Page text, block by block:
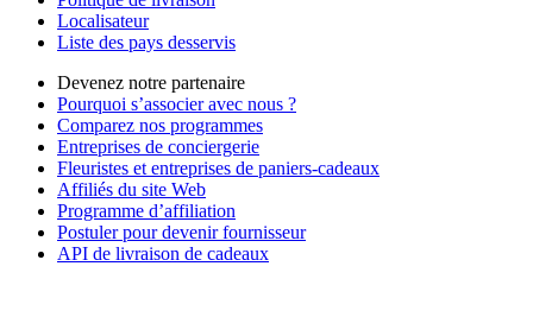
Localisateur
Liste des pays desservis
Devenez notre partenaire
Pourquoi s’associer avec nous ?
Comparez nos programmes
Entreprises de conciergerie
Fleuristes et entreprises de paniers-cadeaux
Affiliés du site Web
Programme d’affiliation
Postuler pour devenir fournisseur
API de livraison de cadeaux